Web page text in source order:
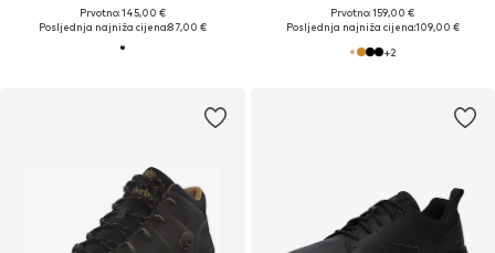
Prvotno: 145,00 €
Posljednja najniža cijena:87,00 €
Prvotno: 159,00 €
Posljednja najniža cijena:109,00 €
+2